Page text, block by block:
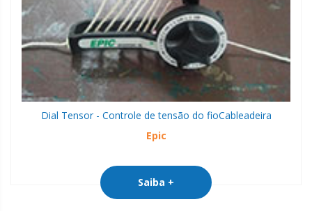
Dial Tensor - Controle de tensão do fioCableadeira
Epic
Saiba +